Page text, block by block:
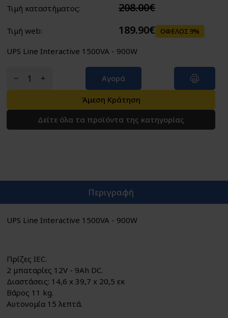
Τιμή καταστήματος: 208.00€
Τιμή web: 189.90€ ΟΦΕΛΟΣ 9%
UPS Line Interactive 1500VA - 900W
Αγορά
Άμεση Κράτηση
Δείτε όλα τα προϊόντα της κατηγορίας
Περιγραφή
UPS Line Interactive 1500VA - 900W
Πρίζες IEC.
2 μπαταρίες 12V - 9Ah DC.
Διαστάσεις: 14,6 x 39,7 x 20,5 εκ
Βάρος 11 kg.
Αυτονομία 15 λεπτά.